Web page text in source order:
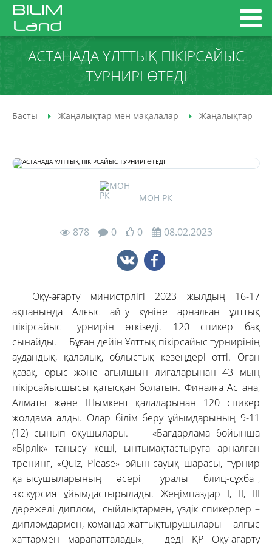
АСТАНАДА ҰЛТТЫҚ ПІКІРСАЙЫС
ТУРНИРІ ӨТЕДІ
Басты Жаңалықтар мен мақалалар Жаңалықтар
МОН РК
878 0 0 08.02.2023
Оқу-ағарту министрлігі 2023 жылдың 16-17
ақпанында Алғыс айту күніне арналған ұлттық
пікірсайыс турнирін өткізеді. 120 спикер бақ
сынайды. Бұған дейін Ұлттық пікірсайыс турнирінің
аудандық, қалалық, облыстық кезеңдері өтті. Оған
қазақ, орыс және ағылшын лигаларынан 43 мың
пікірсайысшысы қатысқан болатын. Финалға Астана,
Алматы және Шымкент қалаларынан 120 спикер
жолдама алды. Олар білім беру ұйымдарының 9-11
(12) сынып оқушылары. «Бағдарлама бойынша
«Бірлік» танысу кеші, ынтымақтастыруға арналған
тренинг, «Quiz, Please» ойын-сауық шарасы, турнир
қатысушыларының әсері туралы блиц-сұхбат,
экскурсия ұйымдастырылады. Жеңімпаздар І, ІІ, ІІІ
дәрежелі диплом, сыйлықтармен, үздік спикерлер –
дипломдармен, команда жаттықтырушылары – алғыс
хаттармен марапатталады», - деді ҚР Оқу-ағарту